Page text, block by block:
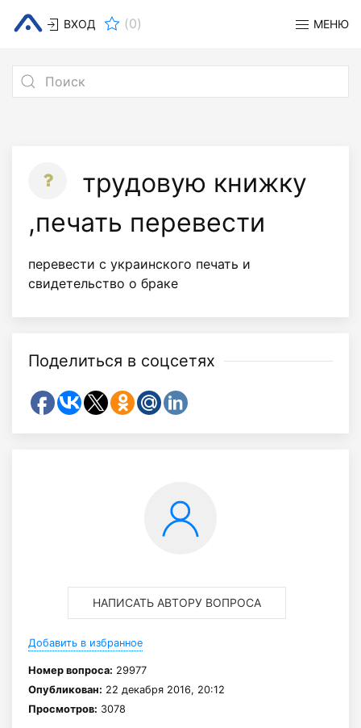
ВХОД (0) МЕНЮ
трудовую книжку
,печать перевести
перевести с украинского печать и
свидетельство о браке
Поделиться в соцсетях
НАПИСАТЬ АВТОРУ ВОПРОСА
Добавить в избранное
Номер вопроса: 29977
Опубликован: 22 декабря 2016, 20:12
Просмотров: 3078